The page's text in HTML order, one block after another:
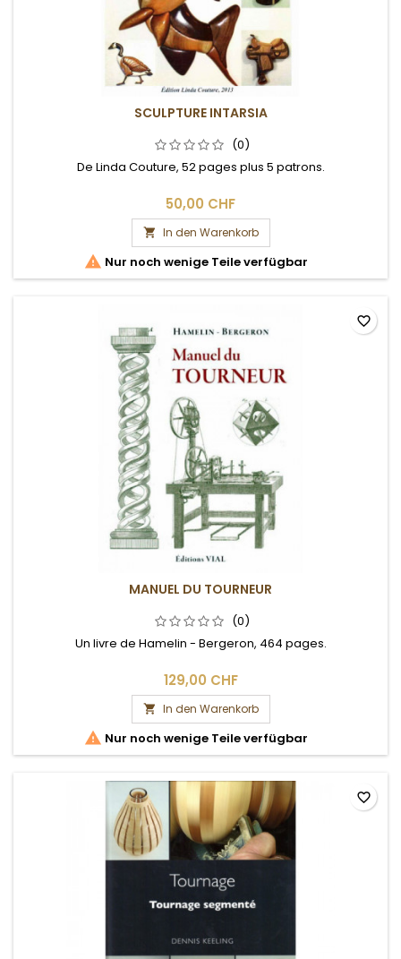
SCULPTURE INTARSIA
(0)
De Linda Couture, 52 pages plus 5 patrons.
50,00 CHF
 In den Warenkorb
 Nur noch wenige Teile verfügbar
MANUEL DU TOURNEUR
(0)
Un livre de Hamelin - Bergeron, 464 pages.
129,00 CHF
 In den Warenkorb
 Nur noch wenige Teile verfügbar
favorite_border
favorite_border